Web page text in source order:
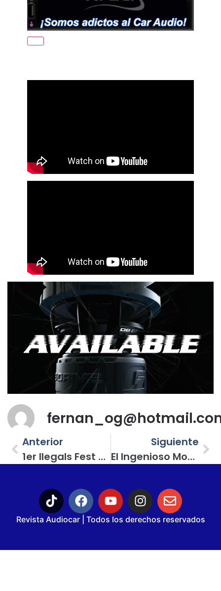
Anterior
1er Ilegals Fest En Silao, Guanajuato: Llegaron Muchos Amantes Del Car Audio
Siguiente
El Ingenioso Motor VR6 De Volkswagen: Ni Es Un V6 Ni Un Seis En Línea
Revista Audiocar | Todos los derechos reservados